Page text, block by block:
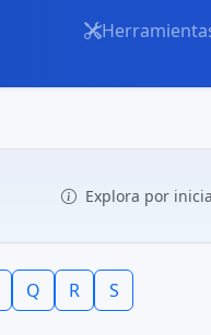
Explora por
Q R
S